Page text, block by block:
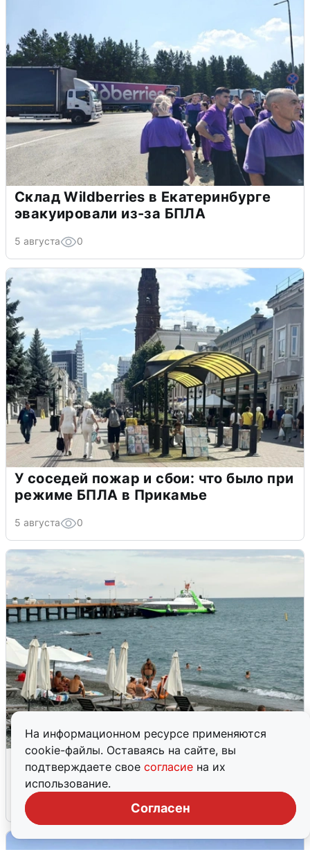
На информационном ресурсе применяются
cookie-файлы. Оставаясь на сайте, вы
подтверждаете свое согласие на их
использование.
Согласен
Склад Wildberries в Екатеринбурге
эвакуировали из-за БПЛА
5 августа 0
У соседей пожар и сбои: что было при
режиме БПЛА в Прикамье
5 августа 0
Жители и туристы Сочи рассказали
об атаке БПЛА 5 августа
5 августа